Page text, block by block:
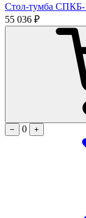
Стол-тумба СПКБ-
55 036 ₽
−
0 +